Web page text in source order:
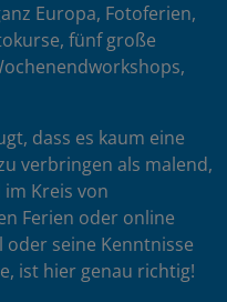
Europa, Fotoferien,
fünf große
dass es kaum eine
verbringen als malend,
Kreis von
Ferien oder online
seine Kenntnisse
ist hier genau richtig!